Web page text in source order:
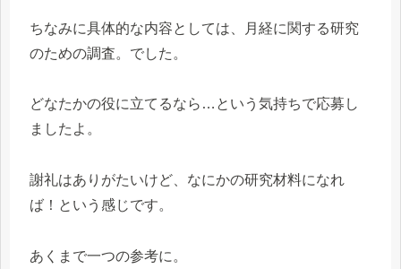
ちなみに具体的な内容としては、月経に関する研究
のための調査。でした。
どなたかの役に立てるなら…という気持ちで応募し
ましたよ。
謝礼はありがたいけど、なにかの研究材料になれ
ば！という感じです。
あくまで一つの参考に。